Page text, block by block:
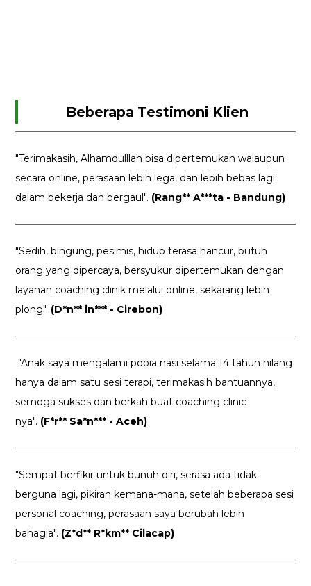
Beberapa Testimoni Klien
"Terimakasih, Alhamdulllah bisa dipertemukan walaupun
secara online, perasaan lebih lega, dan lebih bebas lagi
dalam bekerja dan bergaul". (Rang** A***ta - Bandung)
"Sedih, bingung, pesimis, hidup terasa hancur, butuh
orang yang dipercaya, bersyukur dipertemukan dengan
layanan coaching clinik melalui online, sekarang lebih
plong". (D*n** in*** - Cirebon)
"Anak saya mengalami pobia nasi selama 14 tahun hilang
hanya dalam satu sesi terapi, terimakasih bantuannya,
semoga sukses dan berkah buat coaching clinic-
nya". (F*r** Sa*n*** - Aceh)
"Sempat berfikir untuk bunuh diri, serasa ada tidak
berguna lagi, pikiran kemana-mana, setelah beberapa sesi
personal coaching, perasaan saya berubah lebih
bahagia". (Z*d** R*km** Cilacap)